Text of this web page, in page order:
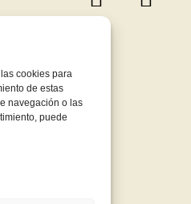
cookies para
de estas
navegación o las
puede